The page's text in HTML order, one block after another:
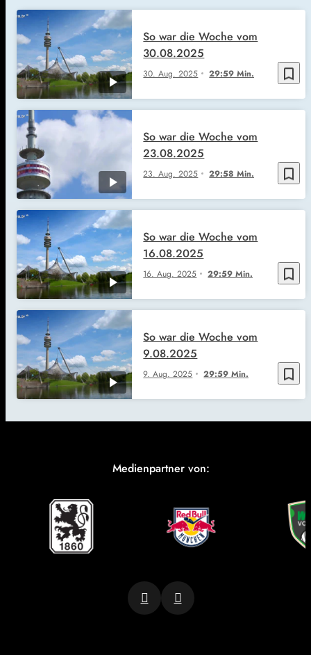
bookmark_border
30. Aug. 2025 29:59 Min.
So war die Woche vom
30.08.2025
bookmark_border
23. Aug. 2025 29:58 Min.
So war die Woche vom
23.08.2025
bookmark_border
16. Aug. 2025 29:59 Min.
So war die Woche vom
16.08.2025
bookmark_border
9. Aug. 2025 29:59 Min.
So war die Woche vom
9.08.2025
Medienpartner von: